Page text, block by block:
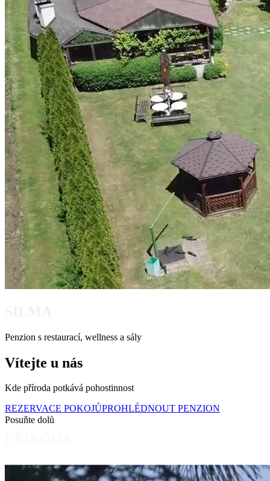
Penzion s restaurací, wellness a sály
Vítejte u nás
Kde příroda potkává pohostinnost
REZERVACE POKOJŮPROHLÉDNOUT PENZION
Posuňte dolů
Náš příběh